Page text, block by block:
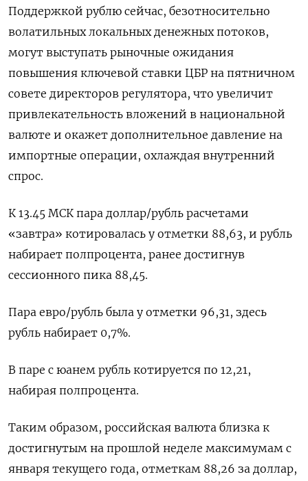
Поддержкой рублю сейчас, безотносительно
волатильных локальных денежных потоков,
могут выступать рыночные ожидания
повышения ключевой ставки ЦБР на пятничном
совете директоров регулятора, что увеличит
привлекательность вложений в национальной
валюте и окажет дополнительное давление на
импортные операции, охлаждая внутренний
спрос.
К 13.45 МСК пара доллар/рубль расчетами
«завтра» котировалась у отметки 88,63, и рубль
набирает полпроцента, ранее достигнув
сессионного пика 88,45.
Пара евро/рубль была у отметки 96,31, здесь
рубль набирает 0,7%.
В паре с юанем рубль котируется по 12,21,
набирая полпроцента.
Таким образом, российская валюта близка к
достигнутым на прошлой неделе максимумам с
января текущего года, отметкам 88,26 за доллар,